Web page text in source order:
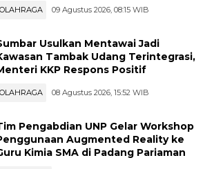
OLAHRAGA 09 Agustus 2026, 08:15 WIB
Usulkan Mentawai Jadi
Tambak Udang Terintegrasi,
KKP Respons Positif
OLAHRAGA 08 Agustus 2026, 15:52 WIB
Pengabdian UNP Gelar Workshop
Augmented Reality ke
Kimia SMA di Padang Pariaman